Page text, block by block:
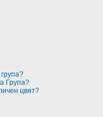
Група?
цвят?